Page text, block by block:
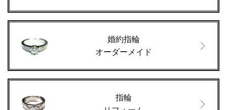
婚約指輪
オーダーメイド
指輪